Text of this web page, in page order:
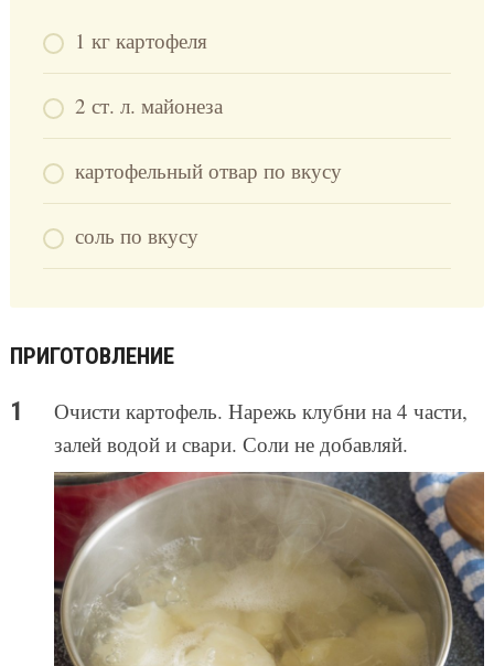
1 кг картофеля
2 ст. л. майонеза
картофельный отвар по вкусу
соль по вкусу
ПРИГОТОВЛЕНИЕ
Очисти картофель. Нарежь клубни на 4 части,
залей водой и свари. Соли не добавляй.